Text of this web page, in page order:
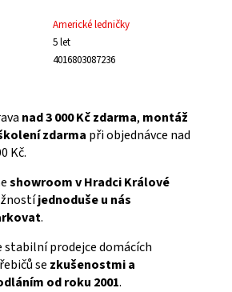
Americké ledničky
5 let
4016803087236
nad 3 000 Kč zdarma, montáž
zdarma při objednávce nad
Kč.
showroom v Hradci Králové
jednoduše u nás
.
stabilní prodejce domácích
se zkušenostmi a
od roku 2001.